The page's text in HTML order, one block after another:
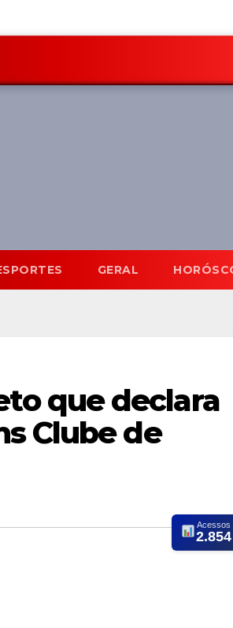
GERAL
que declara
Clube de
Acessos
2.854